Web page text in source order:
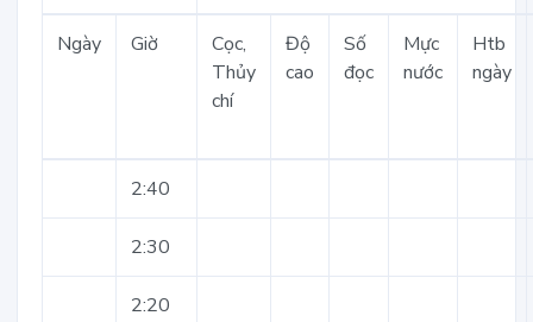
Ngày Giờ
Cọc,
Thủy
chí
Độ
cao
Số
đọc
Mực
nước
Htb
ngày
2:40
2:30
2:20